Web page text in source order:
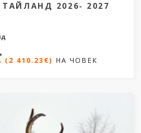
2026- 2027
(2 410.23€)
(2 410.23€) НА ЧОВЕК